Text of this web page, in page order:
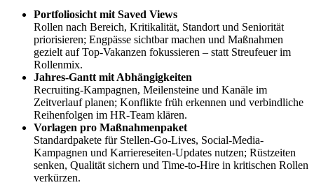
Portfoliosicht mit Saved Views
Rollen nach Bereich, Kritikalität, Standort und Seniorität
priorisieren; Engpässe sichtbar machen und Maßnahmen
gezielt auf Top‑Vakanzen fokussieren – statt Streufeuer im
Rollenmix.
Jahres‑Gantt mit Abhängigkeiten
Recruiting-Kampagnen, Meilensteine und Kanäle im
Zeitverlauf planen; Konflikte früh erkennen und verbindliche
Reihenfolgen im HR‑Team klären.
Vorlagen pro Maßnahmenpaket
Standardpakete für Stellen‑Go‑Lives, Social-Media-
Kampagnen und Karriereseiten-Updates nutzen; Rüstzeiten
senken, Qualität sichern und Time‑to‑Hire in kritischen Rollen
verkürzen.